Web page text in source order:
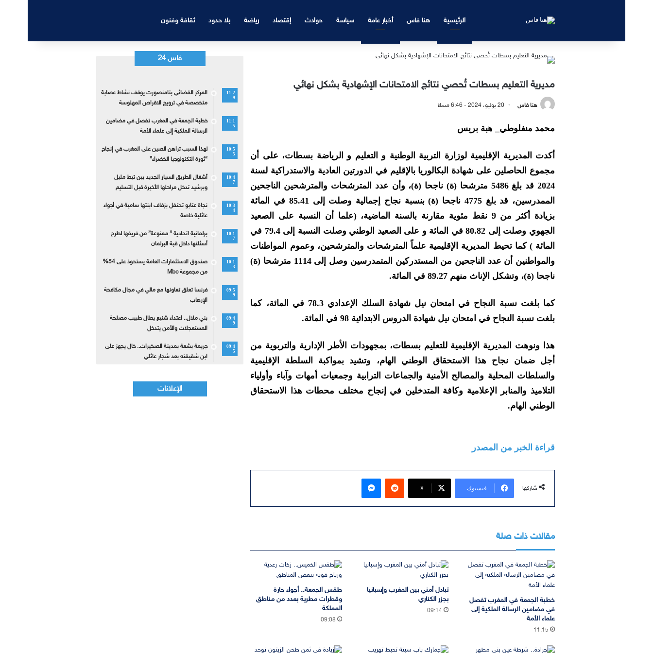
الرئيسية هنا فاس أخبار عامة سياسة حوادث إقتصاد رياضة بلا حدود ثقافة وفنون
مديرية التعليم بسطات تُحصي نتائج الامتحانات الإشهادية بشكل نهائي
هنا فاس 20 يوليو، 2024 - 6:46 مساءً
محمد منفلوطي_ هبة بريس
أكدت المديرية الإقليمية لوزارة التربية الوطنية و التعليم و الرياضة بسطات، على أن
مجموع الحاصلين على شهادة البكالوريا بالإقليم في الدورتين العادية والاستدراكية لسنة
2024 قد بلغ 5486 مترشحا (ة) ناجحا (ة)، وأن عدد المترشحات والمترشحين الناجحين
الممدرسين، قد بلغ 4775 ناجحا (ة) بنسبة نجاح إجمالية وصلت إلى 85.41 في المائة
بزيادة أكثر من 9 نقط مئوية مقارنة بالسنة الماضية، (علما أن النسبة على الصعيد
الجهوي وصلت إلى 80.82 في المائة و على الصعيد الوطني وصلت النسبة إلى 79.4 في
المائة ) كما تحيط المديرية الإقليمية علماً المترشحات والمترشحين، وعموم المواطنات
والمواطنين أن عدد الناجحين من المستدركين المتمدرسين وصل إلى 1114 مترشحا (ة)
ناجحا (ة)، وتشكل الإناث منهم 89.27 في المائة.
كما بلغت نسبة النجاح في امتحان نيل شهادة السلك الإعدادي 78.3 في المائة، كما
بلغت نسبة النجاح في امتحان نيل شهادة الدروس الابتدائية 98 في المائة.
هذا ونوهت المديرية الإقليمية للتعليم بسطات، بمجهودات الأطر الإدارية والتربوية من
أجل ضمان نجاح هذا الاستحقاق الوطني الهام، وتشيد بمواكبة السلطة الإقليمية
والسلطات المحلية والمصالح الأمنية والجماعات الترابية وجمعيات أمهات وآباء وأولياء
التلاميذ والمنابر الإعلامية وكافة المتدخلين في إنجاح مختلف محطات هذا الاستحقاق
الوطني الهام.
قراءة الخبر من المصدر
شاركها فيسبوك ‫X
ماسنجر
مقالات ذات صلة
خطبة الجمعة في المغرب تفصل
في مضامين الرسالة الملكية إلى
علماء الأمة
11:15
تبادل أمني بين المغرب وإسبانيا
بجزر الكناري
09:14
طقس الجمعة.. أجواء حارة
وقطرات مطرية بعدد من مناطق
المملكة
09:08
فاس 24
11:2
9
المركز القضائي بتامنصورت يوقف نشاط عصابة
متخصصة في ترويج الاقراص المهلوسة
11:1
5
خطبة الجمعة في المغرب تفصل في مضامين
الرسالة الملكية إلى علماء الأمة
10:5
5
لهذا السبب تراهن الصين على المغرب في إنجاح
“ثورة التكنولوجيا الخضراء”
10:4
7
أشغال الطريق السيار الجديد بين تيط مليل
وبرشيد تدخل مراحلها الأخيرة قبل التسليم
10:3
4
نجاة عتابو تحتفل بزفاف ابنتها سامية في أجواء
عائلية خاصة
10:1
7
برلمانية اتحادية ” ممنوعة” من فريقها لطرح
أسئلتها داخل قبة البرلمان
10:1
3
صندوق الاستثمارات العامة يستحوذ على 54%
من مجموعة Mbc
09:5
9
فرنسا تعلق تعاونها مع مالي في مجال مكافحة
الإرهاب
09:4
9
بني ملال.. اعتداء شنيع يطال طبيب مصلحة
المستعجلات والأمن يتدخل
09:4
5
جريمة بشعة بمدينة الصخيرات.. خال يجهز على
ابن شقيقته بعد شجار عائلي
الإعلانات